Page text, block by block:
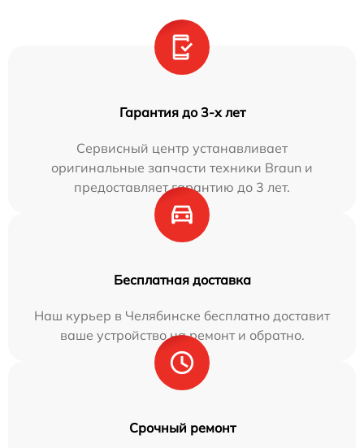
Гарантия до 3-х лет
Сервисный центр устанавливает
оригинальные запчасти техники Braun и
предоставляет гарантию до 3 лет.
Бесплатная доставка
Наш курьер в Челябинске бесплатно доставит
ваше устройство на ремонт и обратно.
Срочный ремонт